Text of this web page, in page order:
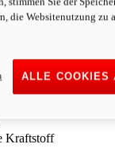
Kraftstoff
Kraftstoff
die Websitenutzung zu
ALLE COOKIES